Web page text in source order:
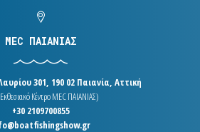
MEC ΠΑΙΑΝΙΑΣ
301, 190 02 Παιανία, Αττική
Κέντρο MEC ΠΑΙΑΝΙΑΣ)
+30 2109700855